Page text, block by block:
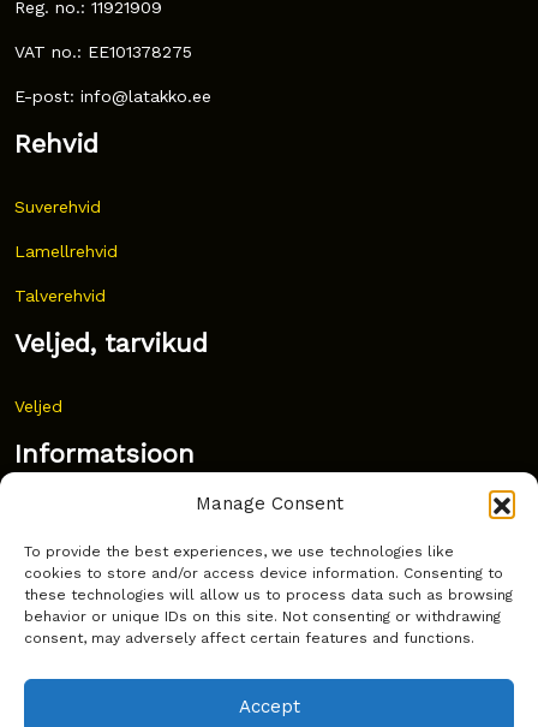
Manage Consent
To provide the best experiences, we use technologies like
cookies to store and/or access device information. Consenting to
these technologies will allow us to process data such as browsing
behavior or unique IDs on this site. Not consenting or withdrawing
consent, may adversely affect certain features and functions.
Accept
Reg. no.: 11921909
VAT no.: EE101378275
E-post: info@latakko.ee
Rehvid
Suverehvid
Lamellrehvid
Talverehvid
Veljed, tarvikud
Veljed
Informatsioon
Korduma kippuvad küsimused
Kust osta?
Küpsiste poliitika